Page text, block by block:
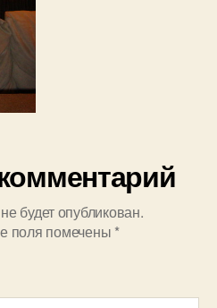
будет опубликован.
поля помечены *